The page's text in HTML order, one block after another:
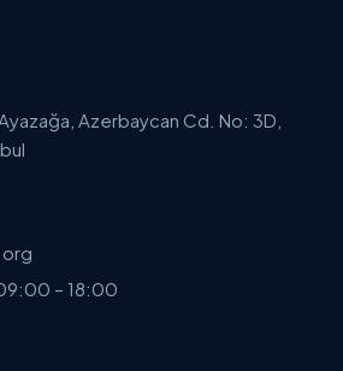
Azerbaycan Cd. No: 3D,
– 18:00